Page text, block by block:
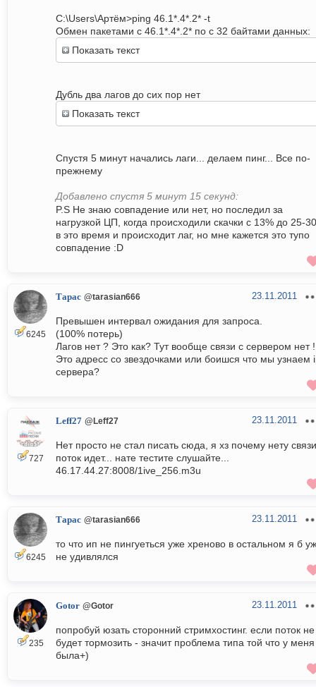
C:\Users\Артём>ping 46.1*.4*.2* -t
Обмен пакетами с 46.1*.4*.2* по с 32 байтами данных:
Показать текст
Дубль два лагов до сих пор нет
Показать текст
Спустя 5 минут начались лаги... делаем пинг... Все по-
прежнему
Добавлено спустя 5 минут 15 секунд:
P.S Не знаю совпадение или нет, но последил за
нагрузкой ЦП, когда происходили скачки с 13% до 25-
в это время и происходит лаг, но мне кажется это тупо
совпадение :D
6245
Тарас @tarasian666 23.11.2011
Превышен интервал ожидания для запроса.
(100% потерь)
Лагов нет ? Это как? Тут вообще связи с сервером нет !
Это адресс со звездочками или боишся что мы узнаем
сервера?
727
Leff27 @Leff27 23.11.2011
Нет просто не стал писать сюда, я хз почему нету
поток идет... нате тестите слушайте...
46.17.44.27:8008/1ive_256.m3u
6245
Тарас @tarasian666 23.11.2011
то что ип не пингуеться уже хреново в остальном я б
не удивлялся
235
Gotor @Gotor 23.11.2011
попробуй юзать сторонний стримхостинг. если поток не
будет тормозить - значит проблема типа той что у меня
была+)